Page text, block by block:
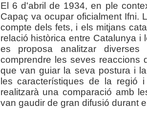
El 6 d'abril de 1934, en ple
Capaç va ocupar oficialment Ifni.
compte dels fets, i els mitjans
relació històrica entre Catalunya
es proposa analitzar
comprendre les seves reaccions
que van guiar la seva postura i
les característiques de la regió
realitzarà una comparació amb
van gaudir de gran difusió durant